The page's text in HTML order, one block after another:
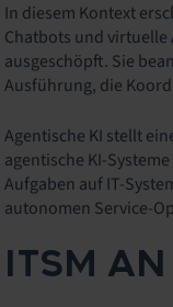
In diesem Kontext
Chatbots und
ausgeschöpft. Sie
Ausführung, die
Agentische KI stellt
agentische KI-
Aufgaben auf IT-
autonomen Service-
ITSM